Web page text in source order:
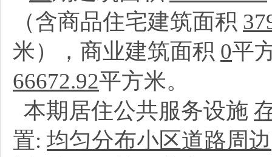
（含商品住宅建筑面积
米），商业建筑面积 0平
66672.92平方米。
本期居住公共服务设施
置: 均匀分布小区道路周边